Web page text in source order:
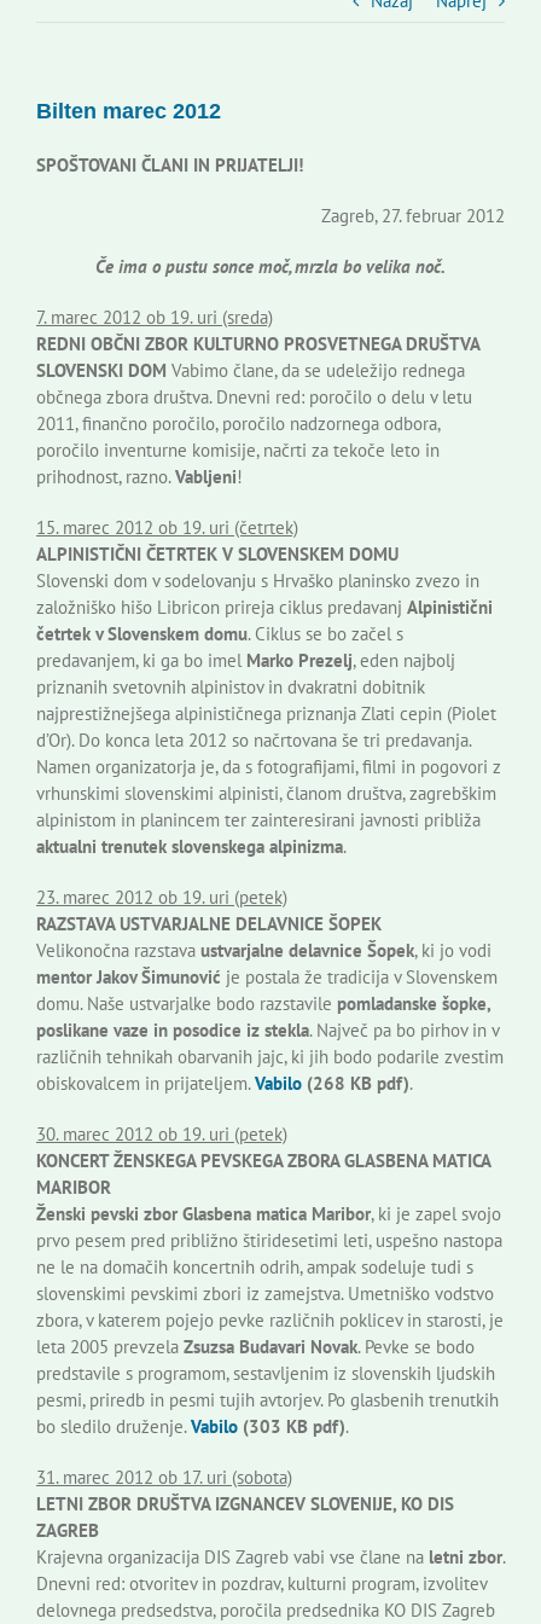
Kontakti
Založništvo
Koristne informacije
Bilten marec 2012
SPOŠTOVANI ČLANI IN PRIJATELJI!
Zagreb, 27. februar 2012
Če ima o pustu sonce moč, mrzla bo velika noč.
7. marec 2012 ob 19. uri (sreda)
REDNI OBČNI ZBOR KULTURNO PROSVETNEGA DRUŠTVA
SLOVENSKI DOM Vabimo člane, da se udeležijo rednega
občnega zbora društva. Dnevni red: poročilo o delu v letu
2011, finančno poročilo, poročilo nadzornega odbora,
poročilo inventurne komisije, načrti za tekoče leto in
prihodnost, razno.Vabljeni!
15. marec 2012 ob 19. uri (četrtek)
ALPINISTIČNI ČETRTEK V SLOVENSKEM DOMU
Slovenski dom v sodelovanju s Hrvaško planinsko zvezo in
založniško hišo Libricon prireja ciklus predavanj Alpinistični
četrtek v Slovenskem domu. Ciklus se bo začel s
predavanjem, ki ga bo imel Marko Prezelj, eden najbolj
priznanih svetovnih alpinistov in dvakratni dobitnik
najprestižnejšega alpinističnega priznanja Zlati cepin (Piolet
d’Or). Do konca leta 2012 so načrtovana še tri predavanja.
Namen organizatorja je, da s fotografijami, filmi in pogovori z
vrhunskimi slovenskimi alpinisti, članom društva, zagrebškim
alpinistom in planincem ter zainteresirani javnosti približa
aktualni trenutek slovenskega alpinizma.
23. marec 2012 ob 19. uri (petek)
RAZSTAVA USTVARJALNE DELAVNICE ŠOPEK
Velikonočna razstava ustvarjalne delavnice Šopek, ki jo vodi
mentor Jakov Šimunović je postala že tradicija v Slovenskem
domu. Naše ustvarjalke bodo razstavile pomladanske šopke,
poslikane vaze in posodice iz stekla. Največ pa bo pirhov in v
različnih tehnikah obarvanih jajc, ki jih bodo podarile zvestim
obiskovalcem in prijateljem.Vabilo (268 KB pdf).
30. marec 2012 ob 19. uri (petek)
KONCERT ŽENSKEGA PEVSKEGA ZBORA GLASBENA MATICA
MARIBOR
Ženski pevski zbor Glasbena matica Maribor, ki je zapel svojo
prvo pesem pred približno štiridesetimi leti, uspešno nastopa
ne le na domačih koncertnih odrih, ampak sodeluje tudi s
slovenskimi pevskimi zbori iz zamejstva. Umetniško vodstvo
zbora, v katerem pojejo pevke različnih poklicev in starosti, je
leta 2005 prevzela Zsuzsa Budavari Novak. Pevke se bodo
predstavile s programom, sestavljenim iz slovenskih ljudskih
pesmi, priredb in pesmi tujih avtorjev. Po glasbenih trenutkih
bo sledilo druženje.Vabilo (303 KB pdf).
31. marec 2012 ob 17. uri (sobota)
LETNI ZBOR DRUŠTVA IZGNANCEV SLOVENIJE, KO DIS
ZAGREB
Krajevna organizacija DIS Zagreb vabi vse člane na letni zbor.
Dnevni red: otvoritev in pozdrav, kulturni program, izvolitev
delovnega predsedstva, poročila predsednika KO DIS Zagreb